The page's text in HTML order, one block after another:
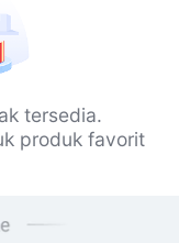
tersedia.
produk favorit